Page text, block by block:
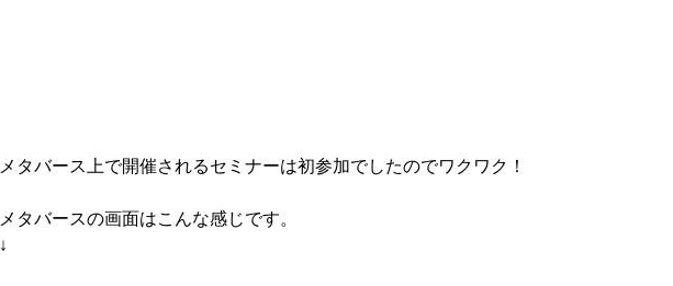
メタバース上で開催されるセミナーは初参加でしたのでワクワク！
メタバースの画面はこんな感じです。
↓